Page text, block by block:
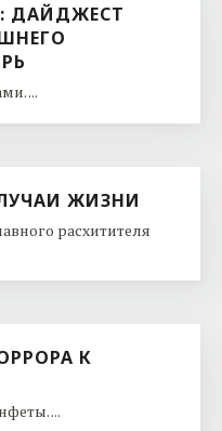
ДАЙДЖЕСТ
...
ЖИЗНИ
расхитителя
К
...